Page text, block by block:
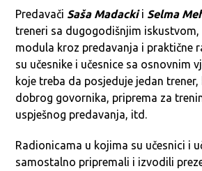
Predavači Saša Madackii Selma
treneri sa dugogodišnjim
modula kroz predavanja i praktične
su učesnike i učesnice sa osnovnim
koje treba da posjeduje jedan
dobrog govornika, priprema za
uspješnog predavanja, itd.
Radionicama u kojima su učesnici i
samostalno pripremali i izvodili